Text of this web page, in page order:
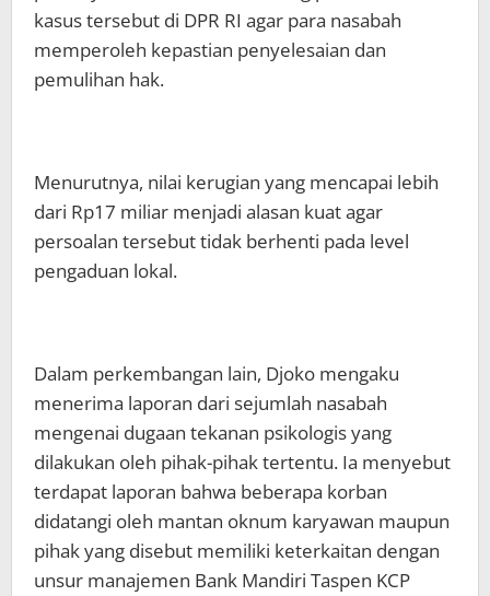
kasus tersebut di DPR RI agar para nasabah
memperoleh kepastian penyelesaian dan
pemulihan hak.
Menurutnya, nilai kerugian yang mencapai lebih
dari Rp17 miliar menjadi alasan kuat agar
persoalan tersebut tidak berhenti pada level
pengaduan lokal.
Dalam perkembangan lain, Djoko mengaku
menerima laporan dari sejumlah nasabah
mengenai dugaan tekanan psikologis yang
dilakukan oleh pihak-pihak tertentu. Ia menyebut
terdapat laporan bahwa beberapa korban
didatangi oleh mantan oknum karyawan maupun
pihak yang disebut memiliki keterkaitan dengan
unsur manajemen Bank Mandiri Taspen KCP